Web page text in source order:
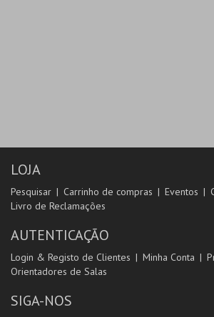
LOJA
Pesquisar Carrinho de compras Eventos
Livro de Reclamações
AUTENTICAÇÃO
Login & Registo de Clientes Minha Conta
Orientadores de Salas
SIGA-NOS